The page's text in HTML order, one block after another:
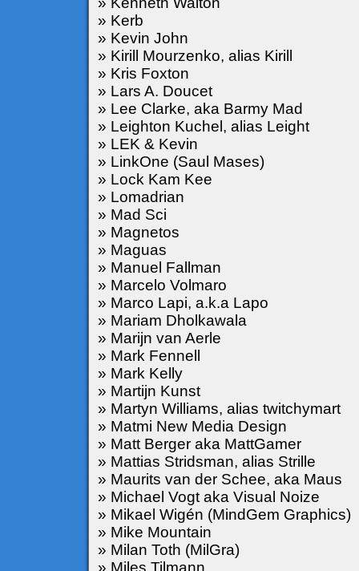
» Kerb
» Kevin John
» Kirill Mourzenko, alias Kirill
» Kris Foxton
» Lars A. Doucet
» Lee Clarke, aka Barmy Mad
» Leighton Kuchel, alias Leight
» LEK & Kevin
» LinkOne (Saul Mases)
» Lock Kam Kee
» Lomadrian
» Mad Sci
» Magnetos
» Maguas
» Manuel Fallman
» Marcelo Volmaro
» Marco Lapi, a.k.a Lapo
» Mariam Dholkawala
» Marijn van Aerle
» Mark Fennell
» Mark Kelly
» Martijn Kunst
» Martyn Williams, alias twitchymart
» Matmi New Media Design
» Matt Berger aka MattGamer
» Mattias Stridsman, alias Strille
» Maurits van der Schee, aka Maus
» Michael Vogt aka Visual Noize
» Mikael Wigén (MindGem Graphics)
» Mike Mountain
» Milan Toth (MilGra)
» Miles Tilmann